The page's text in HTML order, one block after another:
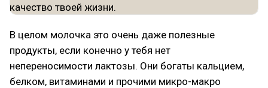
В целом молочка это очень даже полезные
продукты, если конечно у тебя нет
непереносимости лактозы. Они богаты кальцием,
белком, витаминами и прочими микро-макро